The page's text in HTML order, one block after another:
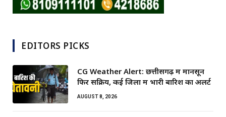
EDITORS PICKS
CG Weather Alert: छत्तीसगढ़ में मानसून
फिर सक्रिय, कई जिलों में भारी बारिश का अलर्ट
AUGUST 8, 2026